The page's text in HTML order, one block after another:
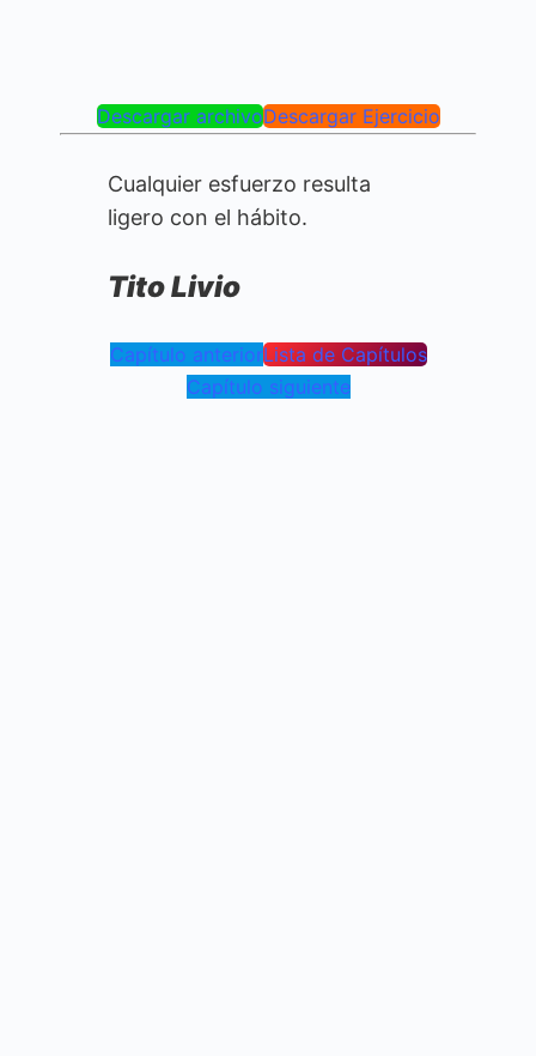
Descargar archivoDescargar Ejercicio
Cualquier esfuerzo resulta
ligero con el hábito.
Tito Livio
Capítulo anteriorLista de Capítulos
Capítulo siguiente